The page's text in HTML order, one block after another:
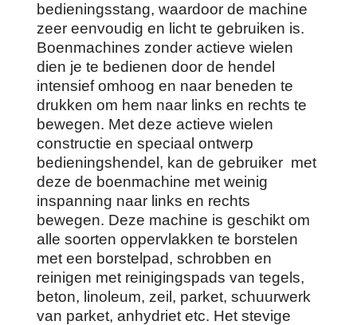
bedieningsstang, waardoor de machine
zeer eenvoudig en licht te gebruiken is.
Boenmachines zonder actieve wielen
dien je te bedienen door de hendel
intensief omhoog en naar beneden te
drukken om hem naar links en rechts te
bewegen. Met deze actieve wielen
constructie en speciaal ontwerp
bedieningshendel, kan de gebruiker met
deze de boenmachine met weinig
inspanning naar links en rechts
bewegen. Deze machine is geschikt om
alle soorten oppervlakken te borstelen
met een borstelpad, schrobben en
reinigen met reinigingspads van tegels,
beton, linoleum, zeil, parket, schuurwerk
van parket, anhydriet etc. Het stevige